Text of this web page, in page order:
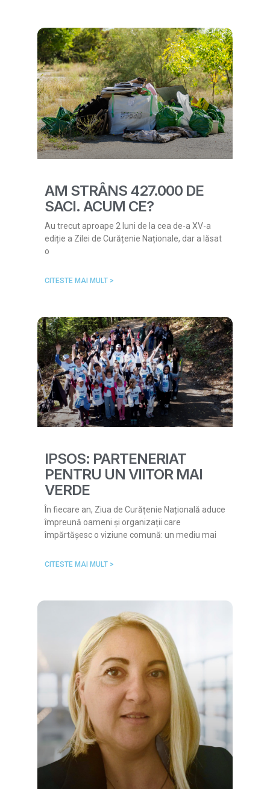
AM STRÂNS 427.000 DE
SACI. ACUM CE?
Au trecut aproape 2 luni de la cea de-a XV-a
ediție a Zilei de Curățenie Naționale, dar a lăsat
o
CITESTE MAI MULT >
IPSOS: PARTENERIAT
PENTRU UN VIITOR MAI
VERDE
În fiecare an, Ziua de Curățenie Națională aduce
împreună oameni și organizații care
împărtășesc o viziune comună: un mediu mai
CITESTE MAI MULT >